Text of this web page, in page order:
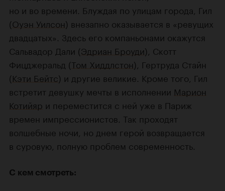
но и во времени. Блуждая по улицам города, Гил
(Оуэн Уилсон) внезапно оказывается в «ревущих
двадцатых». Здесь его компаньонами окажутся
Сальвадор Дали (Эдриан Броуди), Скотт
Фицджеральд (Том Хиддлстон), Гертруда Стайн
(Кэти Бейтс) и другие великие. Кроме того, Гил
встретит девушку мечты в исполнении Марион
Котийяр и переместится с ней уже в Париж
времен импрессионистов. Так проходят
волшебные ночи, но днем герой возвращается
в суровую, полную проблем современность.
С кем смотреть: